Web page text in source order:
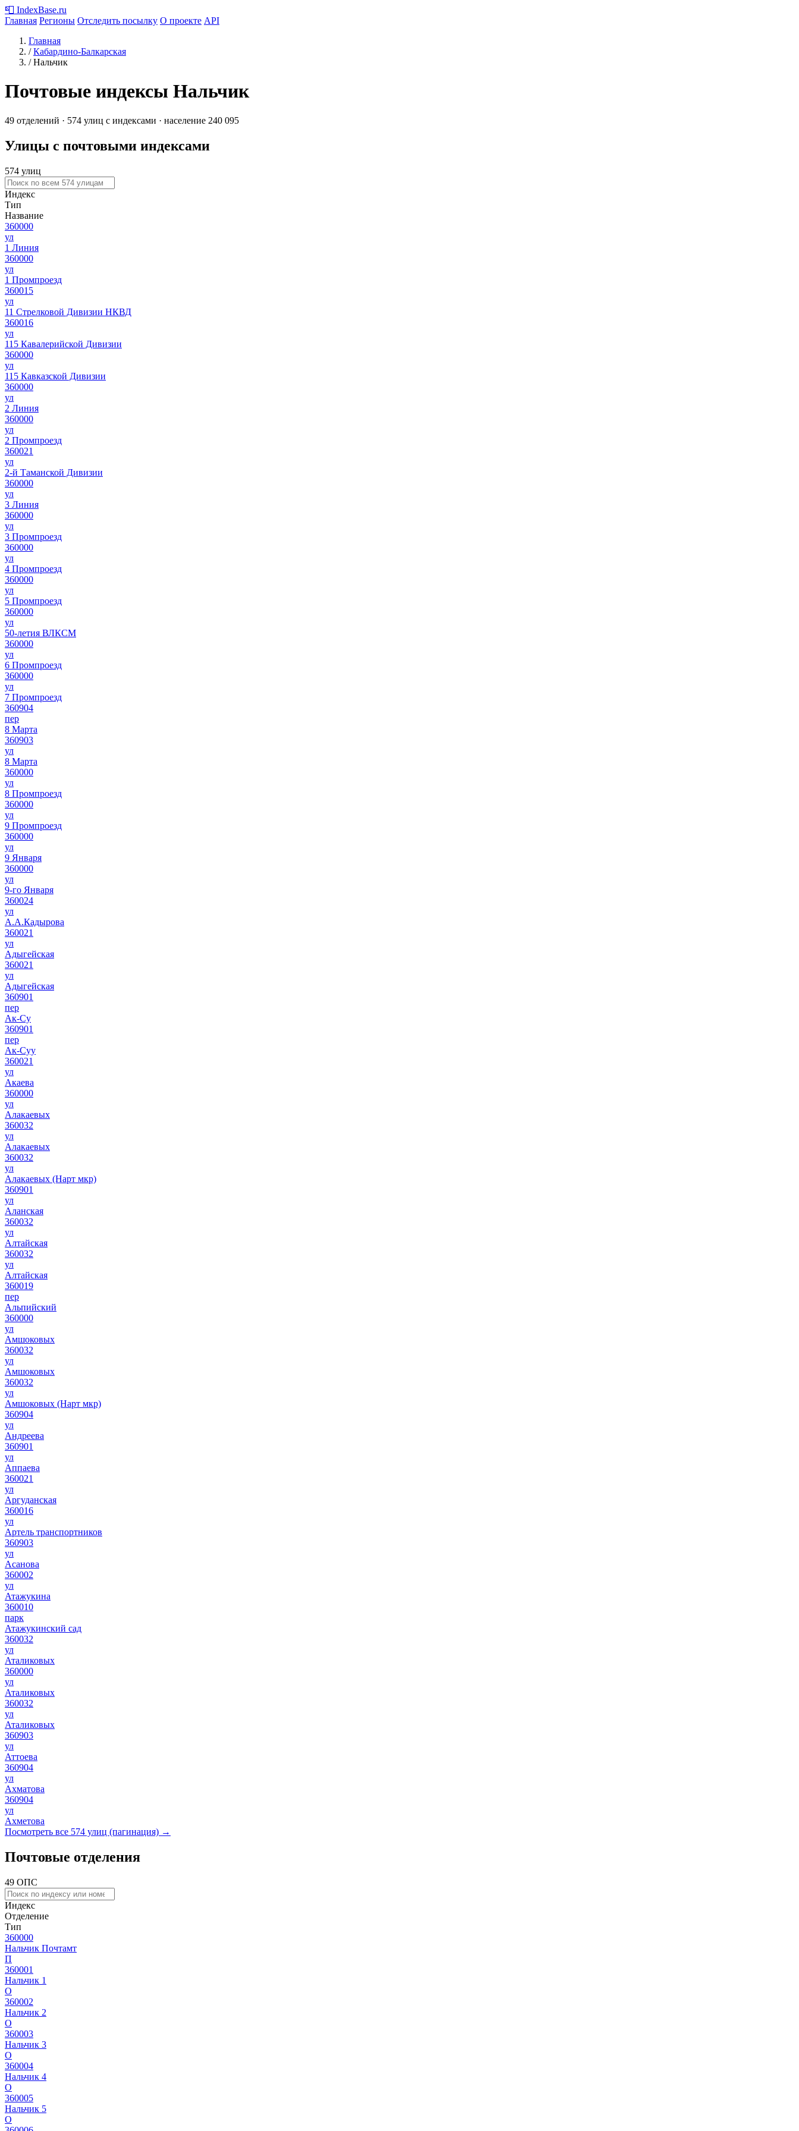
📮 IndexBase.ru
Главная Регионы Отследить посылку О проекте API
Главная
/ Кабардино-Балкарская
/ Нальчик
Почтовые индексы Нальчик
49 отделений · 574 улиц с индексами · население 240 095
Улицы с почтовыми индексами
574 улиц
Индекс
Тип
Название
360000
ул
1 Линия
360000
ул
1 Промпроезд
360015
ул
11 Стрелковой Дивизии НКВД
360016
ул
115 Кавалерийской Дивизии
360000
ул
115 Кавказской Дивизии
360000
ул
2 Линия
360000
ул
2 Промпроезд
360021
ул
2-й Таманской Дивизии
360000
ул
3 Линия
360000
ул
3 Промпроезд
360000
ул
4 Промпроезд
360000
ул
5 Промпроезд
360000
ул
50-летия ВЛКСМ
360000
ул
6 Промпроезд
360000
ул
7 Промпроезд
360904
пер
8 Марта
360903
ул
8 Марта
360000
ул
8 Промпроезд
360000
ул
9 Промпроезд
360000
ул
9 Января
360000
ул
9-го Января
360024
ул
А.А.Кадырова
360021
ул
Адыгейская
360021
ул
Адыгейская
360901
пер
Ак-Су
360901
пер
Ак-Суу
360021
ул
Акаева
360000
ул
Алакаевых
360032
ул
Алакаевых
360032
ул
Алакаевых (Нарт мкр)
360901
ул
Аланская
360032
ул
Алтайская
360032
ул
Алтайская
360019
пер
Альпийский
360000
ул
Амшоковых
360032
ул
Амшоковых
360032
ул
Амшоковых (Нарт мкр)
360904
ул
Андреева
360901
ул
Аппаева
360021
ул
Аргуданская
360016
ул
Артель транспортников
360903
ул
Асанова
360002
ул
Атажукина
360010
парк
Атажукинский сад
360032
ул
Аталиковых
360000
ул
Аталиковых
360032
ул
Аталиковых
360903
ул
Аттоева
360904
ул
Ахматова
360904
ул
Ахметова
Посмотреть все 574 улиц (пагинация) →
Почтовые отделения
49 ОПС
Индекс
Отделение
Тип
360000
Нальчик Почтамт
П
360001
Нальчик 1
О
360002
Нальчик 2
О
360003
Нальчик 3
О
360004
Нальчик 4
О
360005
Нальчик 5
О